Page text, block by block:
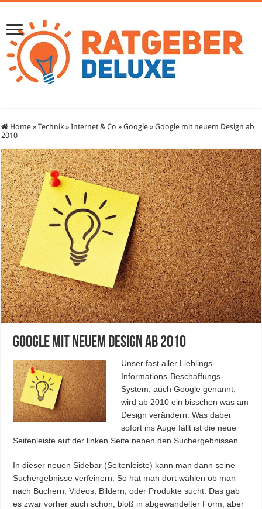
Home » Technik » Internet & Co » Google » Google mit neuem Design ab
2010
Google mit neuem Design ab 2010
Unser fast aller Lieblings-
Informations-Beschaffungs-
System, auch Google genannt,
wird ab 2010 ein bisschen was am
Design verändern. Was dabei
sofort ins Auge fällt ist die neue
Seitenleiste auf der linken Seite neben den Suchergebnissen.
In dieser neuen Sidebar (Seitenleiste) kann man dann seine
Suchergebnisse verfeinern. So hat man dort wählen ob man
nach Büchern, Videos, Bildern, oder Produkte sucht. Das gab
es zwar vorher auch schon, bloß in abgewandelter Form, aber